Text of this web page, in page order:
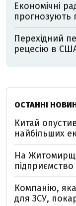
Економічні
прогнозують
Перехідний
рецесію в
ОСТАННІ
Китай
найбільших
На
Компанію,
для ЗСУ,